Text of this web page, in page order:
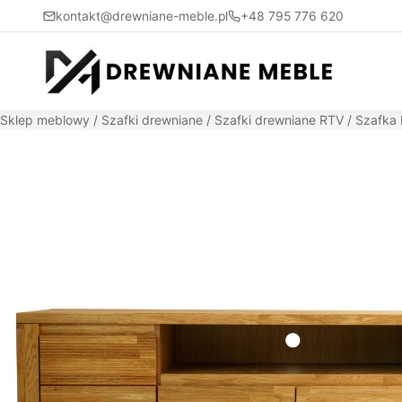
kontakt@drewniane-meble.pl +48 795 776 620
Sklep meblowy / Szafki drewniane / Szafki drewniane RTV / Szafka